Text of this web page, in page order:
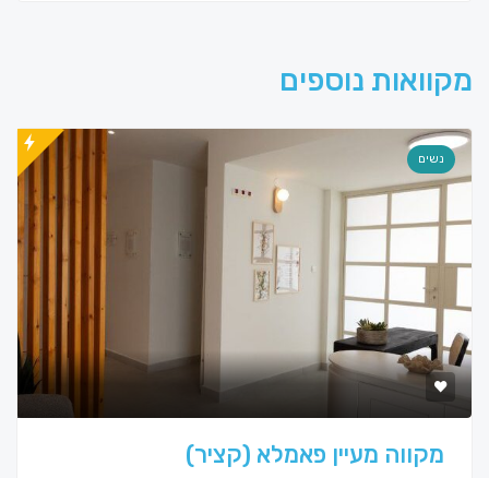
מקוואות נוספים
נשים
מקווה מעיין פאמלא (קציר)